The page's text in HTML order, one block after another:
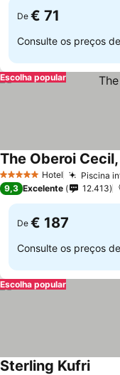
De € 71
Consulte os preços de
Escolha popular
5 Estrelas Hotel Piscina
The Oberoi
9,3 Excelente 12.413
De € 187
Consulte os preços de
Escolha popular
Sterling Kufri